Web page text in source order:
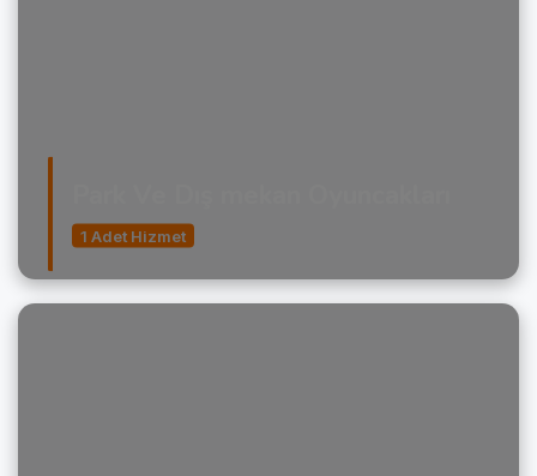
1 Adet Hizmet